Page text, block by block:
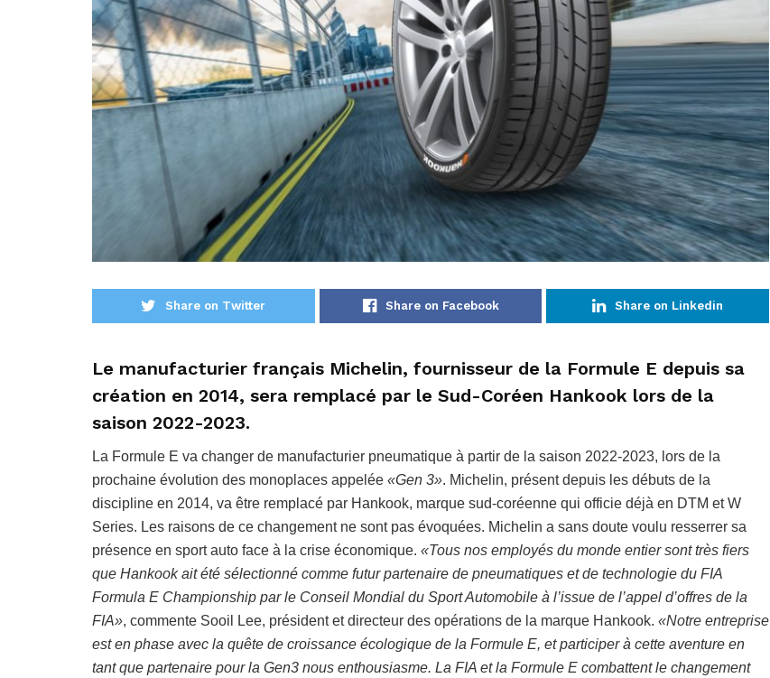
Share on Twitter Share on Facebook Share on Linkedin
Le manufacturier français Michelin, fournisseur de la Formule E depuis sa
création en 2014, sera remplacé par le Sud-Coréen Hankook lors de la
saison 2022-2023.
La Formule E va changer de manufacturier pneumatique à partir de la saison 2022-2023, lors de la
prochaine évolution des monoplaces appelée «Gen 3». Michelin, présent depuis les débuts de la
discipline en 2014, va être remplacé par Hankook, marque sud-coréenne qui officie déjà en DTM et W
Series. Les raisons de ce changement ne sont pas évoquées. Michelin a sans doute voulu resserrer sa
présence en sport auto face à la crise économique. «Tous nos employés du monde entier sont très fiers
que Hankook ait été sélectionné comme futur partenaire de pneumatiques et de technologie du FIA
Formula E Championship par le Conseil Mondial du Sport Automobile à l’issue de l’appel d’offres de la
FIA», commente Sooil Lee, président et directeur des opérations de la marque Hankook. «Notre entreprise
est en phase avec la quête de croissance écologique de la Formule E, et participer à cette aventure en
tant que partenaire pour la Gen3 nous enthousiasme. La FIA et la Formule E combattent le changement